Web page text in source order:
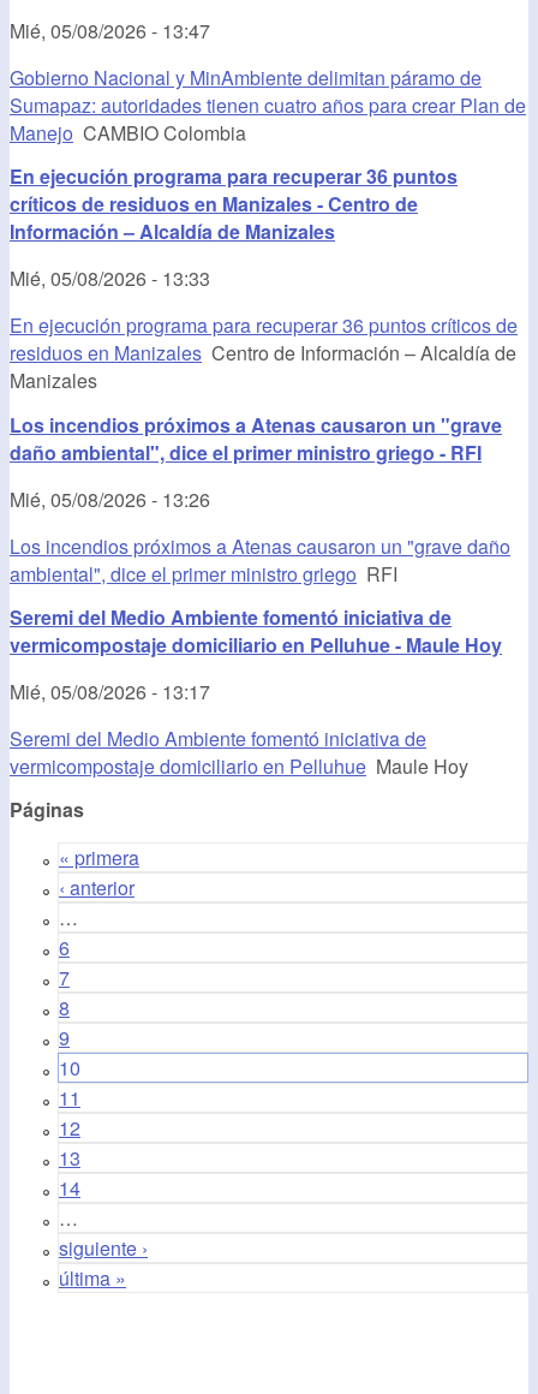
Mié, 05/08/2026 - 13:47
Gobierno Nacional y MinAmbiente delimitan páramo de
Sumapaz: autoridades tienen cuatro años para crear Plan de
Manejo CAMBIO Colombia
En ejecución programa para recuperar 36 puntos
críticos de residuos en Manizales - Centro de
Información – Alcaldía de Manizales
Mié, 05/08/2026 - 13:33
En ejecución programa para recuperar 36 puntos críticos de
residuos en Manizales Centro de Información – Alcaldía de
Manizales
Los incendios próximos a Atenas causaron un "grave
daño ambiental", dice el primer ministro griego - RFI
Mié, 05/08/2026 - 13:26
Los incendios próximos a Atenas causaron un "grave daño
ambiental", dice el primer ministro griego RFI
Seremi del Medio Ambiente fomentó iniciativa de
vermicompostaje domiciliario en Pelluhue - Maule Hoy
Mié, 05/08/2026 - 13:17
Seremi del Medio Ambiente fomentó iniciativa de
vermicompostaje domiciliario en Pelluhue Maule Hoy
Páginas
« primera
‹ anterior
…
6
7
8
9
10
11
12
13
14
…
siguiente ›
última »